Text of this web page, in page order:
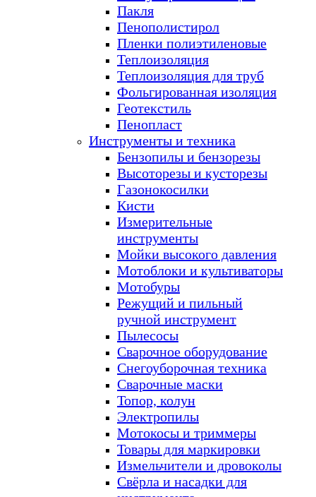
Пакля
Пенополистирол
Пленки полиэтиленовые
Теплоизоляция
Теплоизоляция для труб
Фольгированная изоляция
Геотекстиль
Пенопласт
Инструменты и техника
Бензопилы и бензорезы
Высоторезы и кусторезы
Газонокосилки
Кисти
Измерительные
инструменты
Мойки высокого давления
Мотоблоки и культиваторы
Мотобуры
Режущий и пильный
ручной инструмент
Пылесосы
Сварочное оборудование
Снегоуборочная техника
Сварочные маски
Топор, колун
Электропилы
Мотокосы и триммеры
Товары для маркировки
Измельчители и дровоколы
Свёрла и насадки для